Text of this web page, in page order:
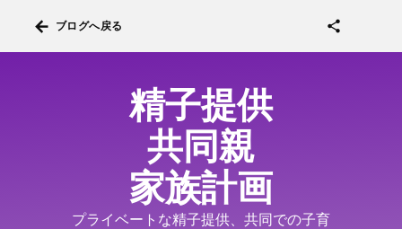
arrow_back ブログへ戻る share
精子提供
共同親
家族計画
プライベートな精子提供、共同での子育